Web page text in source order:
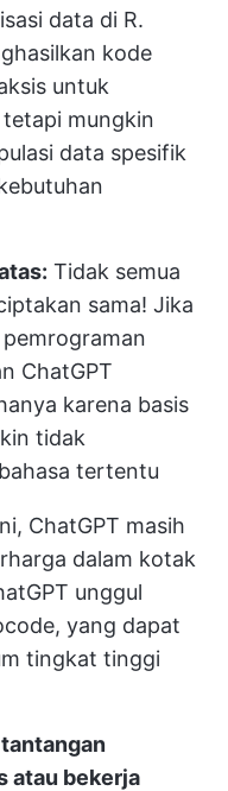
data di R.
kode
untuk
mungkin
data spesifik
Tidak semua
sama! Jika
ChatGPT
karena basis
tidak
tertentu
ChatGPT masih
dalam kotak
unggul
yang dapat
tingkat tinggi
atau bekerja